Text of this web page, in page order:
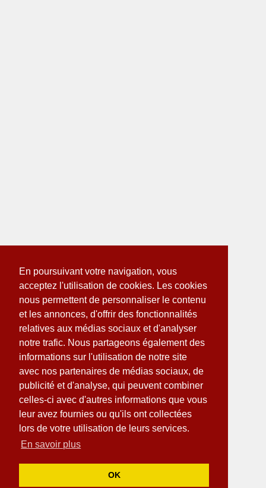
En poursuivant votre navigation, vous
acceptez l'utilisation de cookies. Les cookies
nous permettent de personnaliser le contenu
et les annonces, d'offrir des fonctionnalités
relatives aux médias sociaux et d'analyser
notre trafic. Nous partageons également des
informations sur l'utilisation de notre site
avec nos partenaires de médias sociaux, de
publicité et d'analyse, qui peuvent combiner
celles-ci avec d'autres informations que vous
leur avez fournies ou qu'ils ont collectées
lors de votre utilisation de leurs services.
En savoir plus
OK